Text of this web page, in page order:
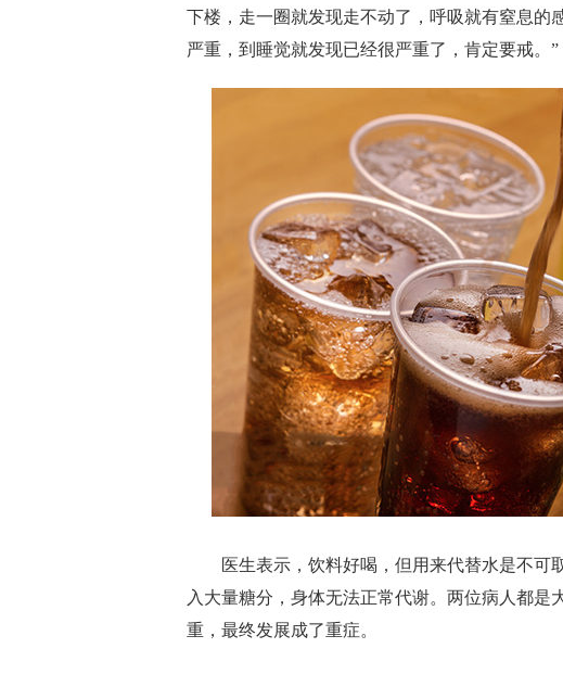
下楼，走一圈就发现走不动了，呼吸就有窒息的
严重，到睡觉就发现已经很严重了，肯定要戒。”
医生表示，饮料好喝，但用来代替水是不可
入大量糖分，身体无法正常代谢。两位病人都是
重，最终发展成了重症。